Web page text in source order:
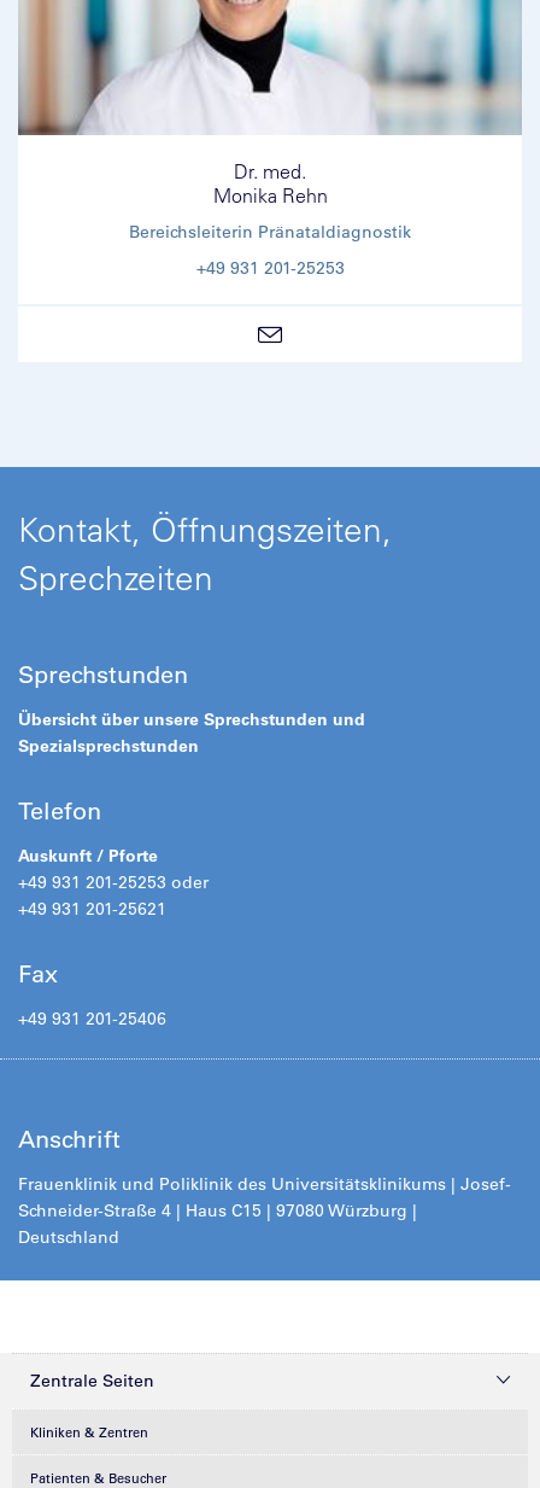
Dr. med.
Monika Rehn
Bereichsleiterin Pränataldiagnostik
+49 931 201-25253
Kontakt, Öffnungszeiten,
Sprechzeiten
Sprechstunden
Übersicht über unsere Sprechstunden und
Spezialsprechstunden
Telefon
Auskunft / Pforte
+49 931 201-25253 oder
+49 931 201-25621
Fax
+49 931 201-25406
Anschrift
Frauenklinik und Poliklinik des Universitätsklinikums | Josef-
Schneider-Straße 4 | Haus C15 | 97080 Würzburg |
Deutschland
Zentrale Seiten
Kliniken & Zentren
Patienten & Besucher